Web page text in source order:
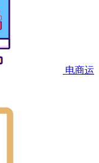
电商运